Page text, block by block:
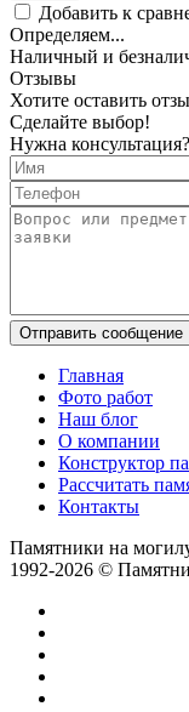
Добавить к
Определяем...
Наличный и
Отзывы
Хотите оставить
Сделайте выбор!
Нужна
Отправить сообщение
Главная
Фото работ
Наш блог
О компании
Конструктор
Рассчитать
Контакты
Памятники на
1992-2026 ©